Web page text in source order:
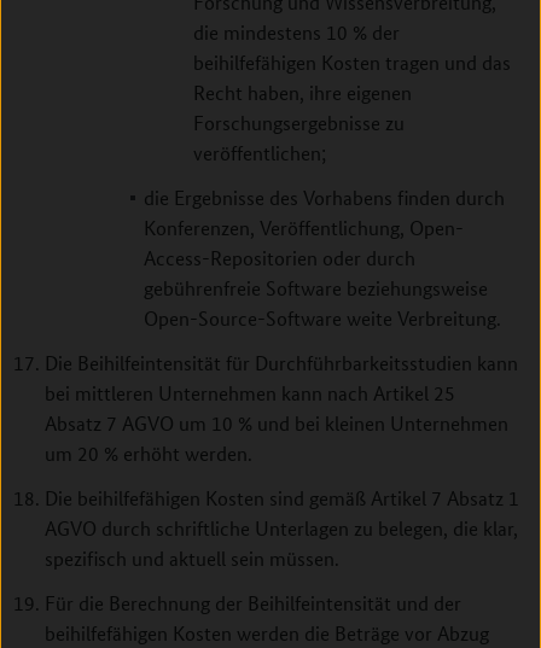
die mindestens 10 % der
beihilfefähigen Kosten tragen und das
Recht haben, ihre eigenen
Forschungsergebnisse zu
veröffentlichen;
die Ergebnisse des Vorhabens finden durch
Konferenzen, Veröffentlichung, Open-
Access-Repositorien oder durch
gebührenfreie Software beziehungsweise
Open-Source-Software weite Verbreitung.
Die Beihilfeintensität für Durchführbarkeitsstudien kann
bei mittleren Unternehmen kann nach Artikel 25
Absatz 7 AGVO um 10 % und bei kleinen Unternehmen
um 20 % erhöht werden.
Die beihilfefähigen Kosten sind gemäß Artikel 7 Absatz 1
AGVO durch schriftliche Unterlagen zu belegen, die klar,
spezifisch und aktuell sein müssen.
Für die Berechnung der Beihilfeintensität und der
beihilfefähigen Kosten werden die Beträge vor Abzug